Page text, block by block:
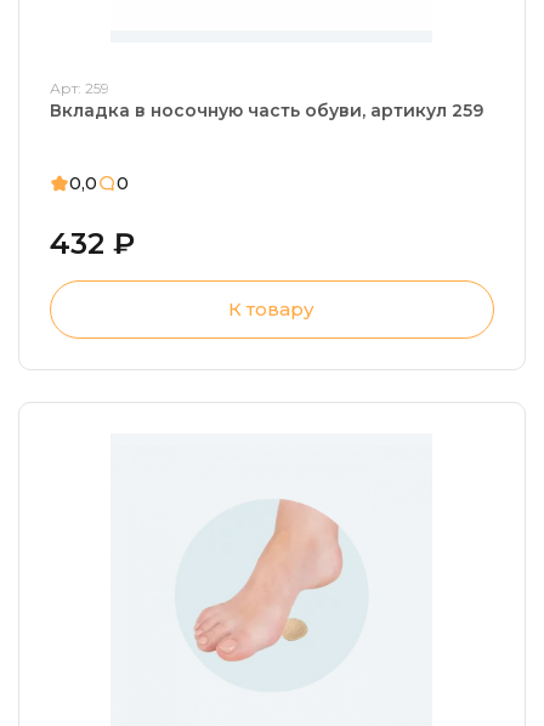
Арт: 259
Вкладка в носочную часть обуви, артикул 259
0,0 0
432 ₽
К товару